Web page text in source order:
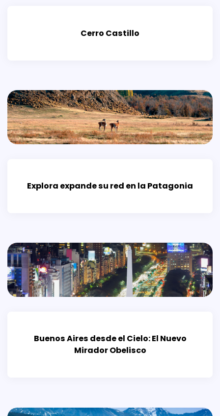
Cerro Castillo
Explora expande su red en la Patagonia
Buenos Aires desde el Cielo: El Nuevo
Mirador Obelisco